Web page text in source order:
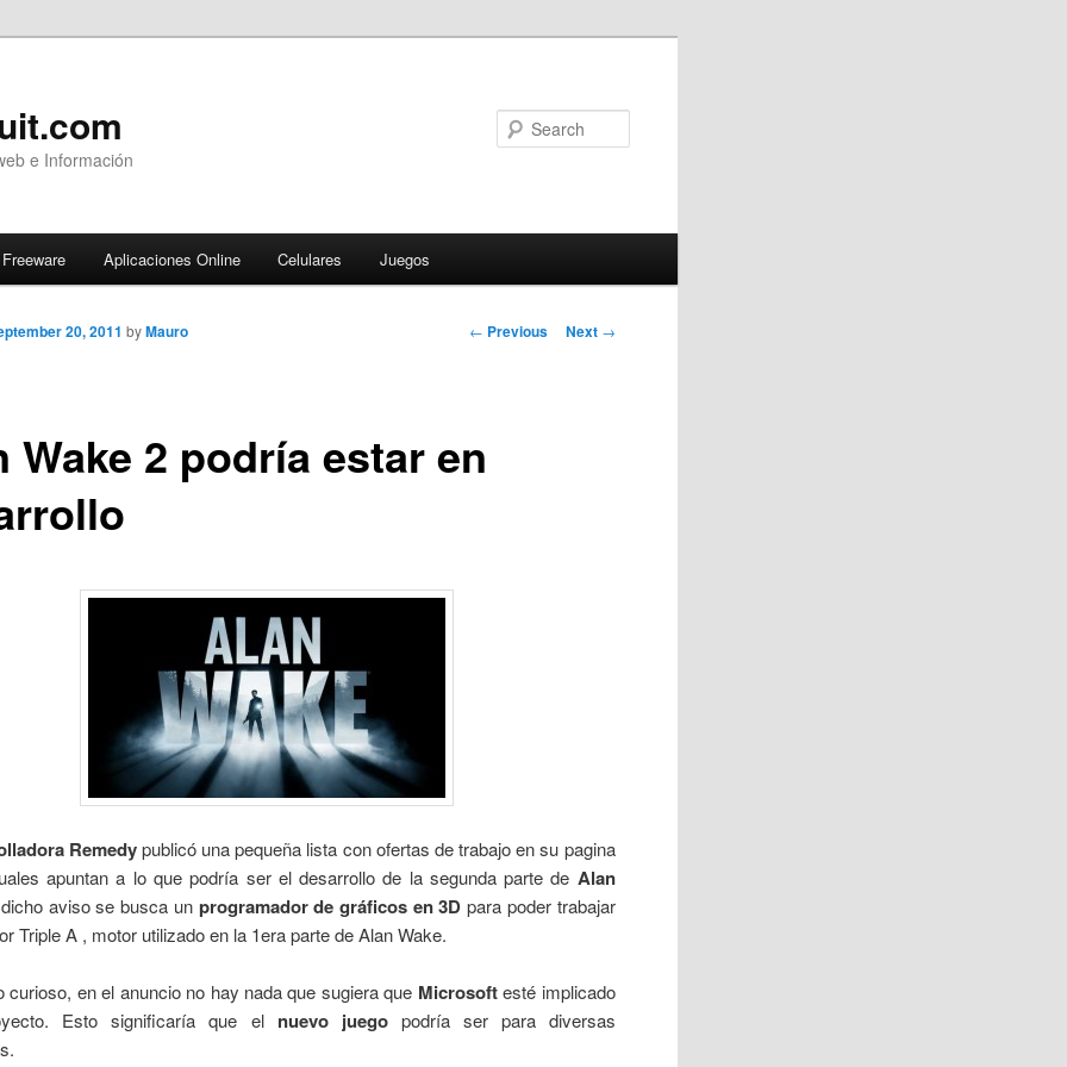
e Información
Freeware Aplicaciones Online Celulares Juegos
Post
← Previous Next →
Wake 2 podría estar en
20, 2011 byMauro
Remedypublicó una pequeña lista con ofertas de trabajo en su pagina
apuntan a lo que podría ser el desarrollo de la segunda parte de Alan
aviso se busca un programador de gráficos en 3D para poder trabajar
Triple A , motor utilizado en la 1era parte de Alan Wake.
curioso, en el anuncio no hay nada que sugiera que Microsoftesté implicado
Esto significaría que el nuevo juegopodría ser para diversas